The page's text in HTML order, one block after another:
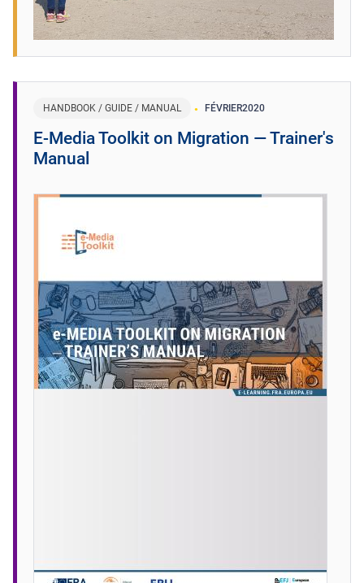
HANDBOOK / GUIDE / MANUAL FÉVRIER2020
E-Media Toolkit on Migration ― Trainer's
Manual